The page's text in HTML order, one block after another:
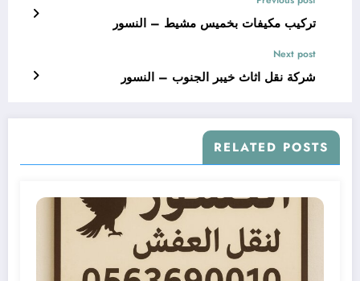
تركيب مكيفات بخميس مشيط – النسور
Next post
شركة نقل اثاث خيبر الجنوب – النسور
RELATED POSTS